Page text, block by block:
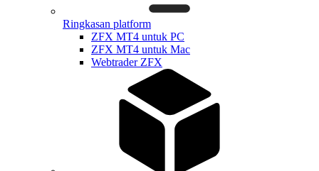
Ringkasan platform
ZFX MT4 untuk PC
ZFX MT4 untuk Mac
Webtrader ZFX